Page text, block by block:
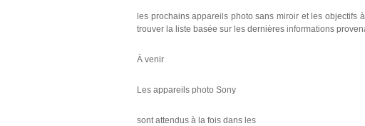
les prochains appareils photo sans miroir et les objectifs
trouver la liste basée sur les dernières informations
À venir
Les appareils photo Sony
sont attendus à la fois dans les